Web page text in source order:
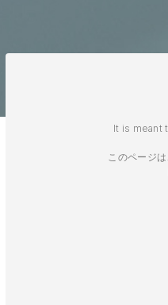
It is meant
このページ